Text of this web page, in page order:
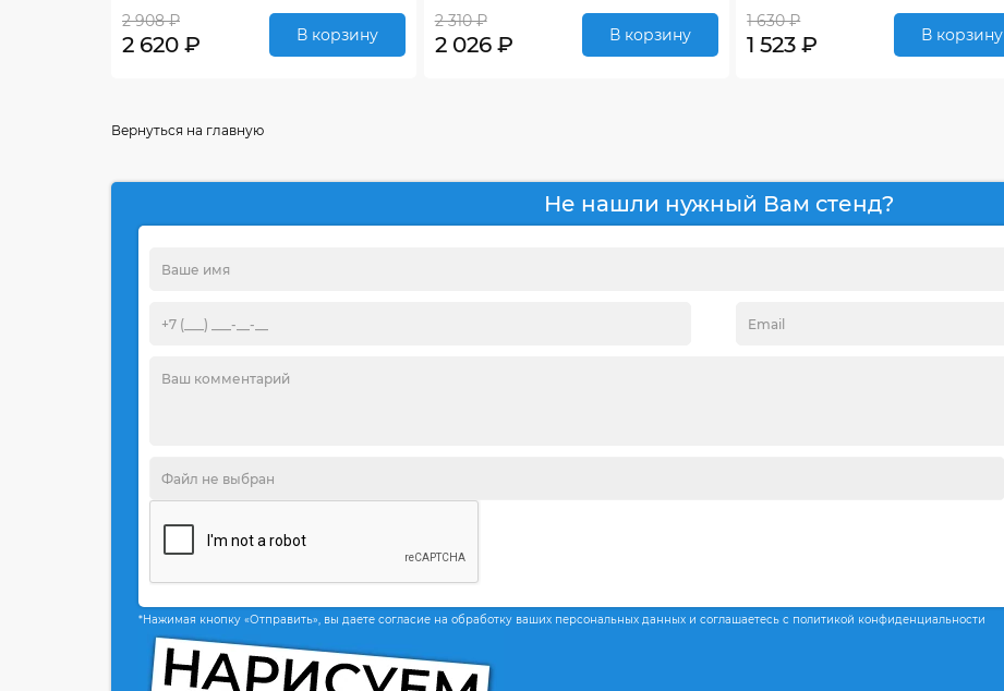
2 908 ₽
2 620 ₽ В корзину
2 310 ₽
2 026 ₽ В корзину
1 630 ₽
1 523 ₽ В корзину
Вернуться на главную
Не нашли нужный Вам стенд?
*Нажимая кнопку «Отправить», вы даете согласие на обработку ваших персональных данных и соглашаетесь с политикой конфиденциальности